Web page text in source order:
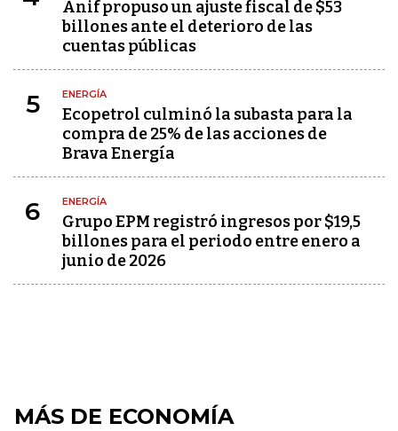
Anif propuso un ajuste fiscal de $53
billones ante el deterioro de las
cuentas públicas
5 ENERGÍA
Ecopetrol culminó la subasta para la
compra de 25% de las acciones de
Brava Energía
6 ENERGÍA
Grupo EPM registró ingresos por $19,5
billones para el periodo entre enero a
junio de 2026
MÁS DE ECONOMÍA